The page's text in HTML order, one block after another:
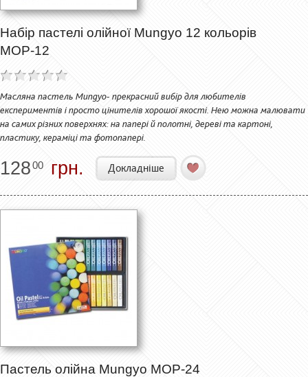
Набір пастелі олійної Mungyo 12 кольорів
МОР-12
Масляна пастель Mungyo- прекрасний вибір для любителів
експериментів і просто цінителів хорошої якості. Нею можна малювати
на самих різних поверхнях: на папері й полотні, дереві та картоні,
пластику, кераміці та фотопапері.
12800 грн. Докладніше
Пастель олійна Mungyo MOP-24